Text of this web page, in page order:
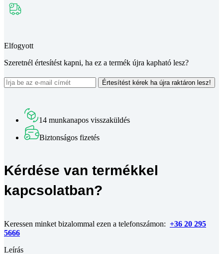
Elfogyott
Szeretnél értesítést kapni, ha ez a termék újra kapható lesz?
Értesítést kérek ha újra raktáron lesz!
14 munkanapos visszaküldés
Biztonságos fizetés
Kérdése van termékkel
kapcsolatban?
Keressen minket bizalommal ezen a telefonszámon: +36 20 295
5666
Leírás